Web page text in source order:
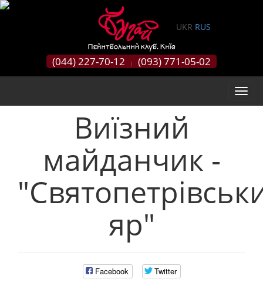
UKR RUS
(044) 227-70-12 | (093) 771-05-02
Виїзний
майданчик -
яр"
Facebook Twitter